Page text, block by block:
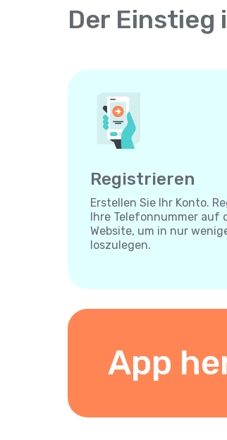
Der Einstieg
Registrieren
Erstellen Sie Ihr Konto.
Ihre Telefonnummer auf
Website, um in nur
loszulegen.
App